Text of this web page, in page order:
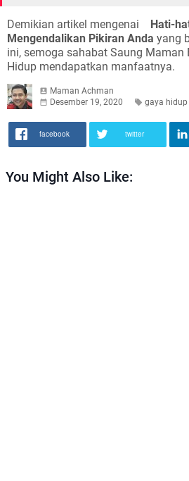
Demikian artikel mengenai Hati-
Mengendalikan Pikiran Anda yang
ini, semoga sahabat Saung Maman
Hidup mendapatkan manfaatnya.
Maman Achman
Desember 19, 2020
gaya hidup
facebook twitter
You Might Also Like: